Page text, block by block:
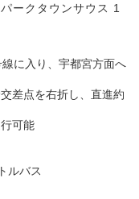
ークタウンサウス 1
に入り、宇都宮方面へ
差点を右折し、直進約
可能
ルバス